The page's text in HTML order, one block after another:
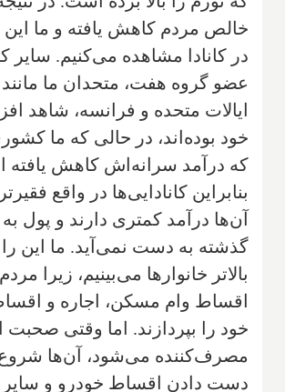
خالص مردم کاهش یافته و ما این
در کانادا مشاهده می‌کنیم. سایر
عضو گروه هفت، متحدان ما مانند
ایالات متحده و فرانسه، شاهد
خود بوده‌اند، در حالی که ما
که درآمد سرانه‌اش کاهش
بنابراین کانادایی‌ها در واقع
آن‌ها درآمد کمتری دارند و پول به
گذشته به دست نمی‌آید. ما این
بالاتر خانوارها می‌بینیم، زیرا
اقساط وام مسکن، اجاره و
خود را بپردازند. اما وقتی صحبت
مصرف‌کننده می‌شود، آن‌ها شروع
دست دادن اقساط خودرو و سایر